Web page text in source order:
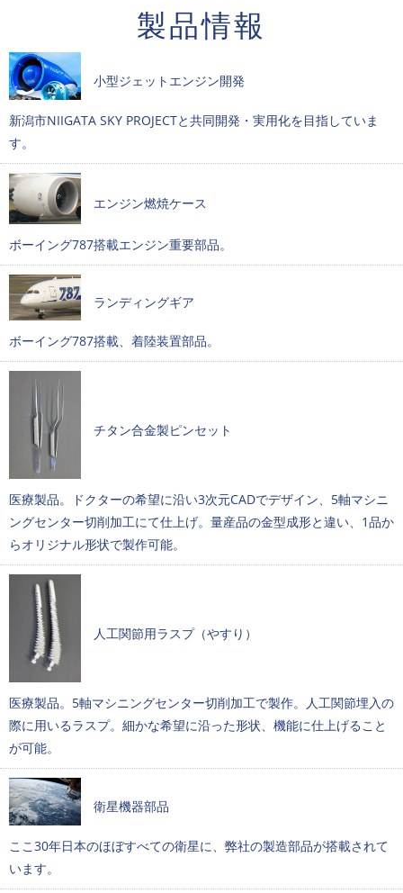
製品情報
小型ジェットエンジン開発
新潟市NIIGATA SKY PROJECTと共同開発・実用化を目指していま
す。
エンジン燃焼ケース
ボーイング787搭載エンジン重要部品。
ランディングギア
ボーイング787搭載、着陸装置部品。
チタン合金製ピンセット
医療製品。ドクターの希望に沿い3次元CADでデザイン、5軸マシニ
ングセンター切削加工にて仕上げ。量産品の金型成形と違い、1品か
らオリジナル形状で製作可能。
人工関節用ラスプ（やすり）
医療製品。5軸マシニングセンター切削加工で製作。人工関節埋入の
際に用いるラスプ。細かな希望に沿った形状、機能に仕上げること
が可能。
衛星機器部品
ここ30年日本のほぼすべての衛星に、弊社の製造部品が搭載されて
います。